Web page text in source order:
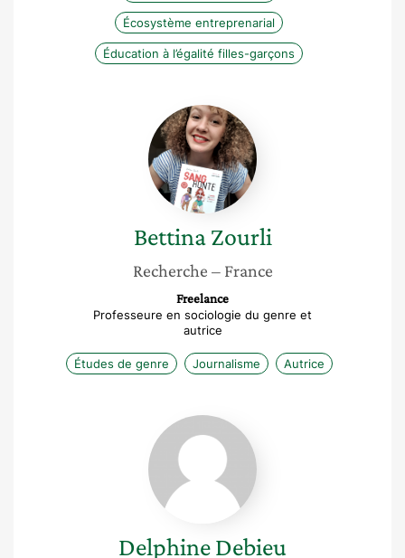
Écosystème entreprenarial
Éducation à l’égalité filles-garçons
Bettina
Zourli
Bettina Zourli
Recherche – France
Freelance
Professeure en sociologie du genre et
autrice
Études de genre Journalisme Autrice
Delphine
Debieu
DelphineDebieu